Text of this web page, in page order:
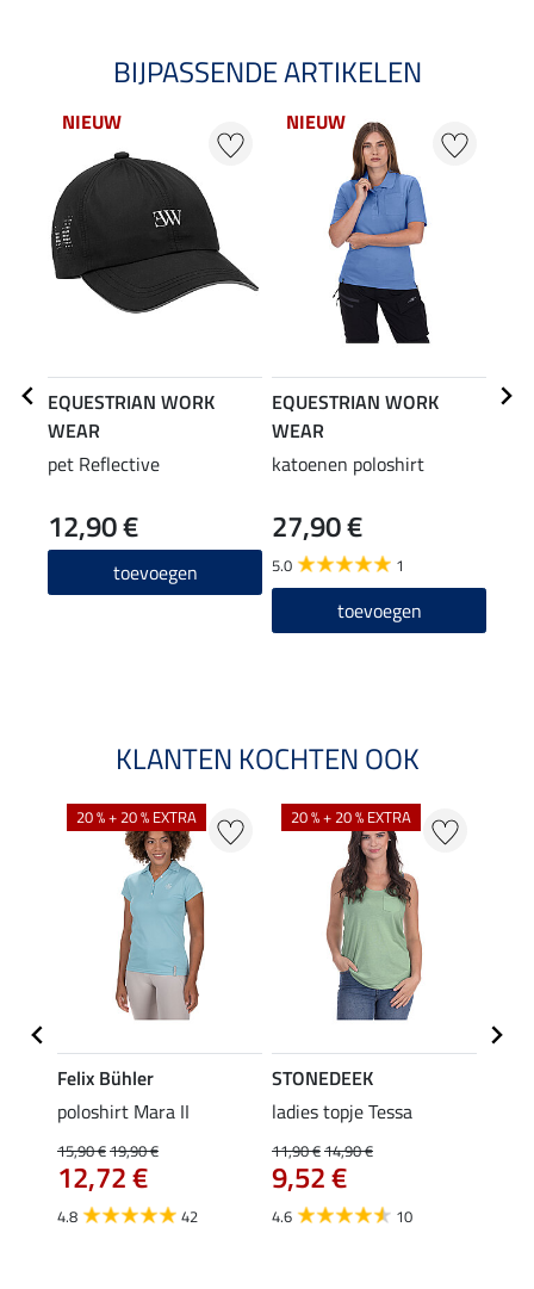
BIJPASSENDE ARTIKELEN
NIEUW
EQUESTRIAN WORK
WEAR
pet Reflective
12,90 €
toevoegen
NIEUW
EQUESTRIAN WORK
WEAR
katoenen poloshirt
27,90 €
5.0 1
toevoegen
KLANTEN KOCHTEN OOK
20 % + 20 % EXTRA
Felix Bühler
poloshirt Mara II
15,90 €19,90 €
12,72 €
4.8 42
20 % + 20 % EXTRA
STONEDEEK
ladies topje Tessa
11,90 €14,90 €
9,52 €
4.6 10